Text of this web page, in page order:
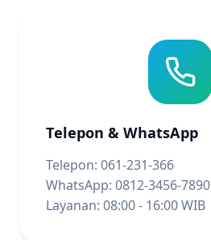
Telepon & WhatsApp
Telepon: 061-231-366
WhatsApp: 0812-3456-7890
Layanan: 08:00 - 16:00 WIB